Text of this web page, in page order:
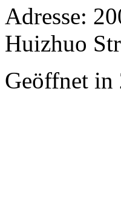
Adresse:
Huizhuo
Geöffnet in